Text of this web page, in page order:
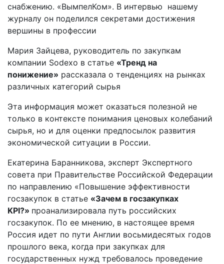
снабжению. «ВымпелКом». В интервью нашему
журналу он поделился секретами достижения
вершины в профессии
Мария Зайцева, руководитель по закупкам
компании Sodexo в статье «Тренд на
понижение» рассказала о тенденциях на рынках
различных категорий сырья
Эта информация может оказаться полезной не
только в контексте понимания ценовых колебаний
сырья, но и для оценки предпосылок развития
экономической ситуации в России.
Екатерина Баранникова, эксперт Экспертного
совета при Правительстве Российской Федерации
по направлению «Повышение эффективности
госзакупок в статье «Зачем в госзакупках
KPI?» проанализировала путь российских
госзакупок. По ее мнению, в настоящее время
Россия идет по пути Англии восьмидесятых годов
прошлого века, когда при закупках для
государственных нужд требовалось проведение